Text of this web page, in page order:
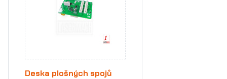
Deska plošných spojů